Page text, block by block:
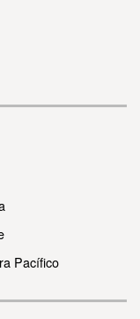
Pacífico